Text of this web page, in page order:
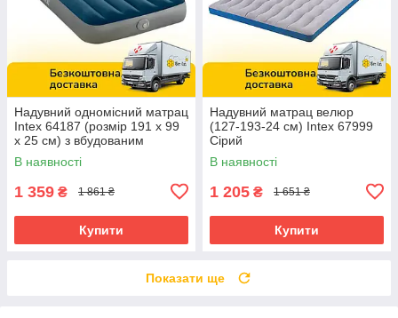
Надувний одномісний матрац
Intex 64187 (розмір 191 x 99
x 25 см) з вбудованим
електричним насосом
В наявності
1 359 ₴ 1 861 ₴
Купити
Надувний матрац велюр
(127-193-24 см) Intex 67999
Сірий
В наявності
1 205 ₴ 1 651 ₴
Купити
Показати ще